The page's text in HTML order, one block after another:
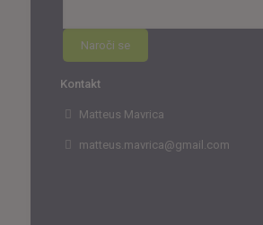
Kontakt
Matteus Mavrica
matteus.mavrica@gmail.com